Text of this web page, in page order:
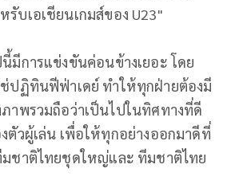
รับเอเชียนเกมส์ของ U23"
มีการแข่งขันค่อนข้างเยอะ โดย
ช่ปฏิทินฟีฟ่าเดย์ ทำให้ทุกฝ่ายต้องมี
าพรวมถือว่าเป็นไปในทิศทางที่ดี
ตัวผู้เล่น เพื่อให้ทุกอย่างออกมาดีที่
มชาติไทยชุดใหญ่และ ทีมชาติไทย